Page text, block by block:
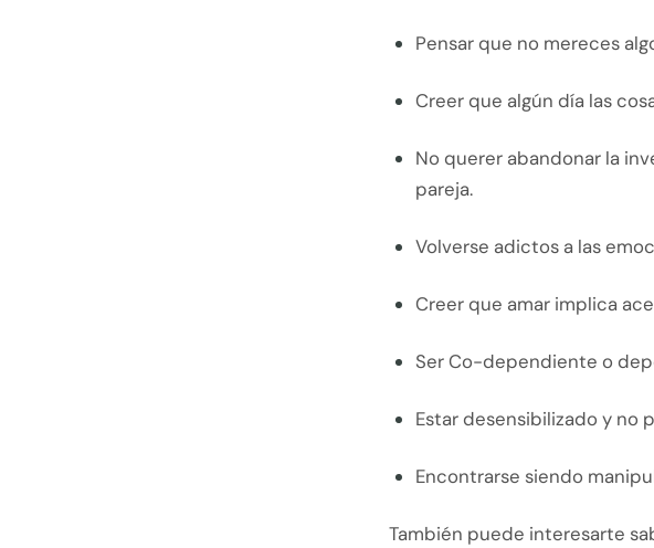
Pensar que no mereces
Creer que algún día las
No querer abandonar la
pareja.
Volverse adictos a las
Creer que amar implica
Ser Co-dependiente o
Estar desensibilizado y no
Encontrarse siendo
También puede interesarte